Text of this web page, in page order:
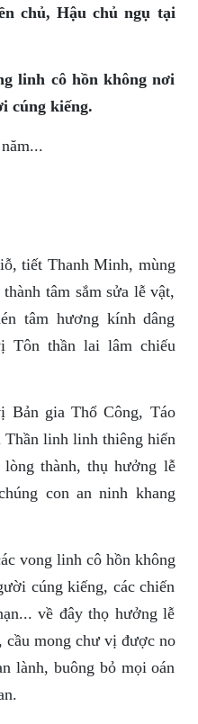
chủ, Hậu chủ ngụ tại
linh cô hồn không nơi
cúng kiếng.
tiết Thanh Minh, mùng
tâm sắm sửa lễ vật,
tâm hương kính dâng
Tôn thần lai lâm chiếu
Bản gia Thổ Công, Táo
linh linh thiêng hiển
thành, thụ hưởng lễ
con an ninh khang
vong linh cô hồn không
cúng kiếng, các chiến
về đây thọ hưởng lễ
cầu mong chư vị được no
lành, buông bỏ mọi oán